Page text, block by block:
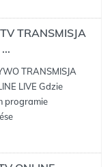
TRANSMISJA
TRANSMISJA
LIVE Gdzie
programie